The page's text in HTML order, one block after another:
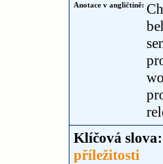
Anotace v angličtině:
Klíčová slova:
příležitosti